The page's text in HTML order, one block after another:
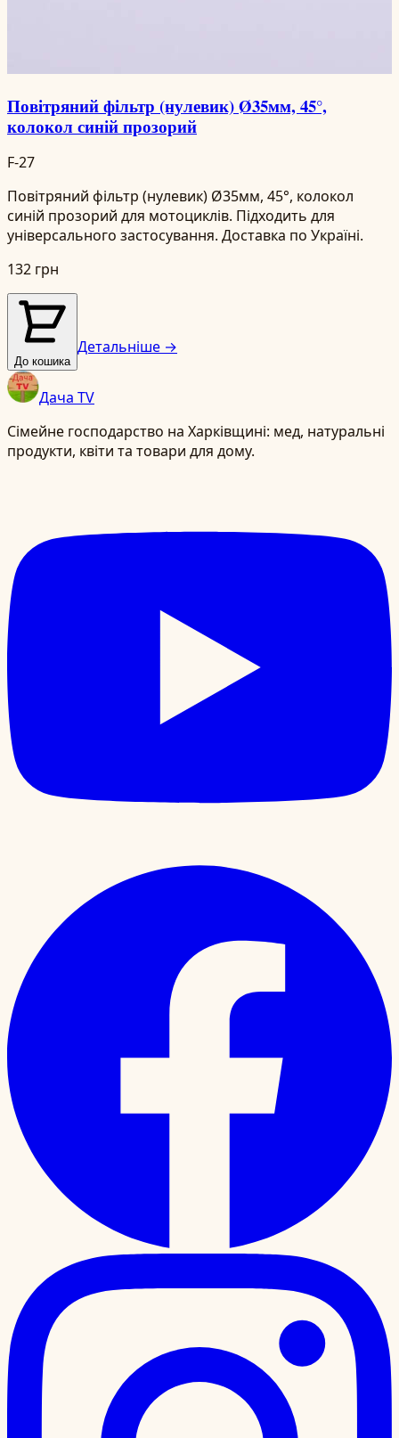
Повітряний фільтр (нулевик) Ø35мм, 45°,
колокол синій прозорий
F-27
Повітряний фільтр (нулевик) Ø35мм, 45°, колокол
синій прозорий для мотоциклів. Підходить для
універсального застосування. Доставка по Україні.
132 грн
До кошика
Детальніше →
Дача TV
Сімейне господарство на Харківщині: мед, натуральні
продукти, квіти та товари для дому.